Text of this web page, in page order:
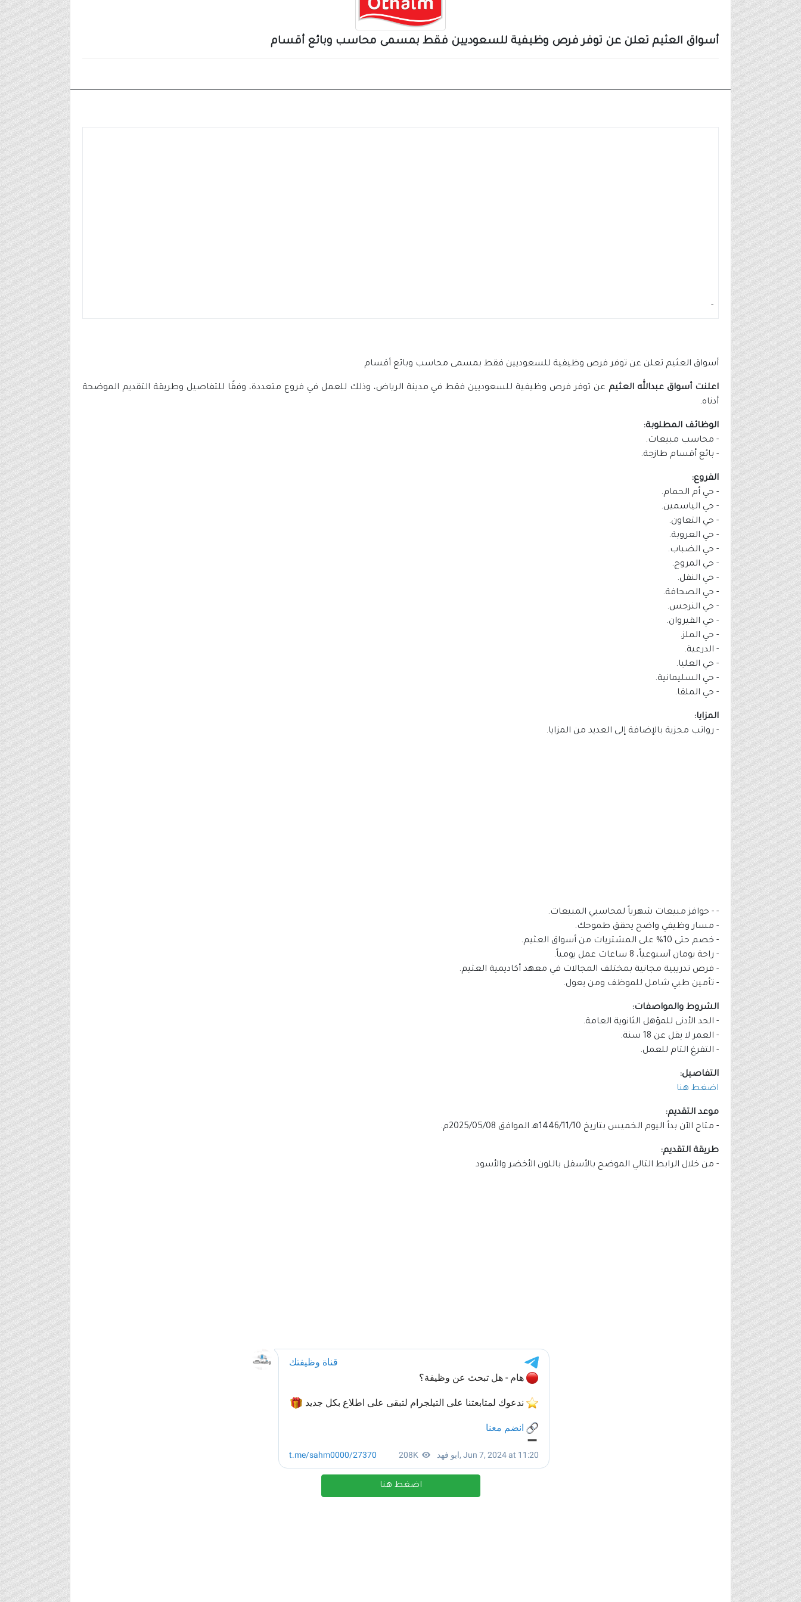
أسواق العثيم تعلن عن توفر فرص وظيفية للسعوديين فقط بمسمى محاسب وبائع أقسام
-
أسواق العثيم تعلن عن توفر فرص وظيفية للسعوديين فقط بمسمى محاسب وبائع أقسام
اعلنت أسواق عبدالله العثيم عن توفر فرص وظيفية للسعوديين فقط في مدينة الرياض، وذلك للعمل في فروع متعددة، وفقًا للتفاصيل وطريقة التقديم الموضحة
أدناه.
الوظائف المطلوبة:
- محاسب مبيعات.
- بائع أقسام طازجة.
الفروع:
- حي أم الحمام.
- حي الياسمين.
- حي التعاون.
- حي العروبة.
- حي الضباب.
- حي المروج.
- حي النفل.
- حي الصحافة.
- حي النرجس.
- حي القيروان.
- حي الملز.
- الدرعية.
- حي العليا.
- حي السليمانية.
- حي الملقا.
المزايا:
- رواتب مجزية بالإضافة إلى العديد من المزايا.
- - حوافز مبيعات شهرياً لمحاسبي المبيعات.
- مسار وظيفي واضح يحقق طموحك.
- خصم حتى 10% على المشتريات من أسواق العثيم.
- راحة يومان أسبوعياً، 8 ساعات عمل يومياً.
- فرص تدريبية مجانية بمختلف المجالات في معهد أكاديمية العثيم.
- تأمين طبي شامل للموظف ومن يعول.
الشروط والمواصفات:
- الحد الأدنى للمؤهل الثانوية العامة.
- العمر لا يقل عن 18 سنة.
- التفرغ التام للعمل.
التفاصيل:
اضغط هنا
موعد التقديم:
- متاح الآن بدأ اليوم الخميس بتاريخ 1446/11/10هـ الموافق 2025/05/08م.
طريقة التقديم:
- من خلال الرابط التالي الموضح بالأسفل باللون الأخضر والأسود
اضغط هنا